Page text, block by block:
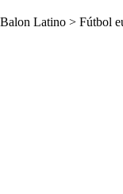
Balon Latino > Fútbol